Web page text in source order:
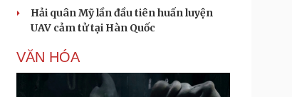
Hải quân Mỹ lần đầu tiên huấn luyện
UAV cảm tử tại Hàn Quốc
VĂN HÓA